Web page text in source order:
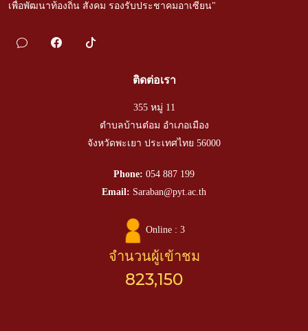
เพื่อพัฒนาท้องถิ่น สังคม รองรับประชาคมอาเซียน"
ติดต่อเรา
355 หมู่ 11
ตำบลบ้านต๋อม อำเภอเมือง
จังหวัดพะเยา ประเทศไทย 56000
Phone: 054 887 199
Email: Saraban@pyt.ac.th
Online : 3
จำนวนผู้เข้าชม
823,150